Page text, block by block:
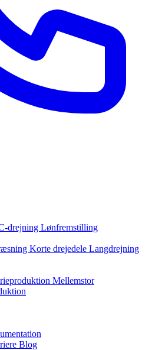
drejning Lønfremstilling
Korte drejedele Langdrejning
Mellemstor
Blog